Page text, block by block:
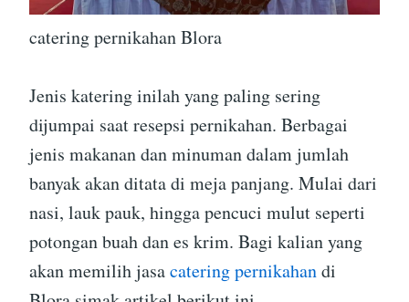
catering pernikahan Blora
Jenis katering inilah yang paling sering
dijumpai saat resepsi pernikahan. Berbagai
jenis makanan dan minuman dalam jumlah
banyak akan ditata di meja panjang. Mulai dari
nasi, lauk pauk, hingga pencuci mulut seperti
potongan buah dan es krim. Bagi kalian yang
akan memilih jasacatering pernikahandi